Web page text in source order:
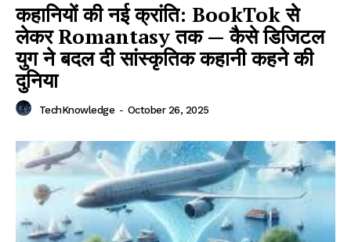
कहानियों की नई क्रांति: BookTok से
लेकर Romantasy तक — कैसे डिजिटल
युग ने बदल दी सांस्कृतिक कहानी कहने की
दुनिया
TechKnowledge - October 26, 2025